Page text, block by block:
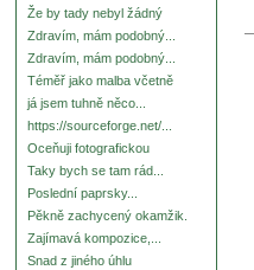
Že by tady nebyl žádný
Zdravím, mám podobný...
Zdravím, mám podobný...
Téměř jako malba včetně
já jsem tuhně něco...
https://sourceforge.net/...
Oceňuji fotografickou
Taky bych se tam rád...
Poslední paprsky...
Pěkně zachycený okamžik.
Zajímavá kompozice,...
Snad z jiného úhlu